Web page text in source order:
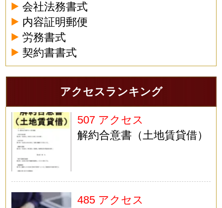
会社法務書式
内容証明郵便
労務書式
契約書書式
アクセスランキング
507 アクセス
解約合意書（土地賃貸借）
485 アクセス